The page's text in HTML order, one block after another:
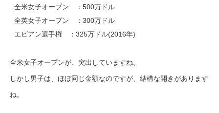
全米女子オープン ：500万ドル
全英女子オープン ：300万ドル
エビアン選手権 ：325万ドル(2016年)
全米女子オープンが、突出していますね。
しかし男子は、ほぼ同じ金額なのですが、結構な開きがあります
ね。